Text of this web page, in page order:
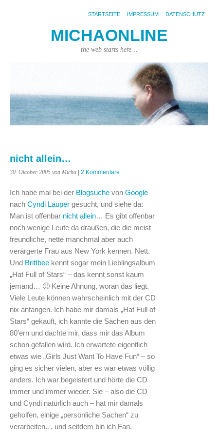
STARTSEITE IMPRESSUM DATENSCHUTZ
MICHAONLINE
the web starts here…
nicht allein…
30. Oktober 2005 von Micha | 2 Kommentare
Ich habe mal bei der Blogsuche von Google
nach Cyndi Lauper gesucht, und siehe da:
Man ist offenbar nicht allein… Es gibt offenbar
noch wenige Leute da draußen, die die meist
freundliche, nette manchmal aber auch
verärgerte Frau aus New York kennen. Nett.
Und Brittbee kennt sogar mein Lieblingsalbum
„Hat Full of Stars“ – das kennt sonst kaum
jemand… 🙁 Keine Ahnung, woran das liegt.
Viele Leute können wahrscheinlich mit der CD
nix anfangen. Ich habe mir damals „Hat Full of
Stars“ gekauft, ich kannte die Sachen aus den
80’ern und dachte mir, dass mir das Album
schon gefallen wird. Ich erwartete eigentlich
etwas wie „Girls Just Want To Have Fun“ – so
ging es sicher vielen, aber es war etwas völlig
anders. Ich war begeistert und hörte die CD
immer und immer wieder. Sie – also die CD
und Cyndi natürlich auch – hat mir damals
geholfen, einige „persönliche Sachen“ zu
verarbeiten… und seitdem bin ich Fan.